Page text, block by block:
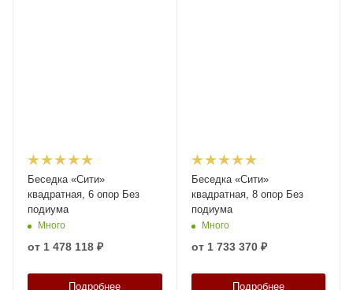
Беседка «Сити»
квадратная, 6 опор Без
подиума
Много
от 1 478 118 ₽
Подробнее
Беседка «Сити»
квадратная, 8 опор Без
подиума
Много
от 1 733 370 ₽
Подробнее